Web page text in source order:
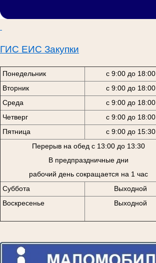
ГИС ЕИС Закупки
Понедельник
с 9:00 до 18:00
Вторник
с 9:00 до 18:00
Среда
с 9:00 до 18:00
Четверг
с 9:00 до 18:00
Пятница
с 9:00 до 15:30
Перерыв на обед с 13:00 до 13:30
В предпраздничные дни
рабочий день сокращается на 1 час
Суббота
Выходной
Воскресенье
Выходной